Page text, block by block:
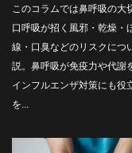
このコラムでは鼻呼吸の大
口呼吸が招く風邪・乾燥・
線・口臭などのリスクにつ
説。鼻呼吸が免疫力や代謝
インフルエンザ対策にも役
を...